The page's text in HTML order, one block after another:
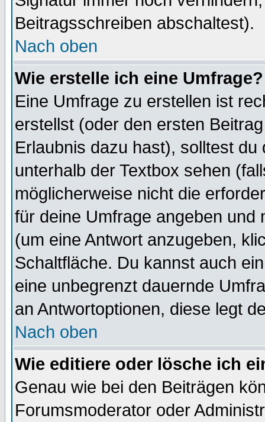
Beitragsschreiben abschaltest).
Nach oben
Wie erstelle ich eine Umfrage?
Eine Umfrage zu erstellen ist
erstellst (oder den ersten
Erlaubnis dazu hast), solltest
unterhalb der Textbox sehen
möglicherweise nicht die
für deine Umfrage angeben und
(um eine Antwort anzugeben,
Schaltfläche. Du kannst auch
eine unbegrenzt dauernde
an Antwortoptionen, diese legt
Nach oben
Wie editiere oder lösche ich
Genau wie bei den Beiträgen
Forumsmoderator oder